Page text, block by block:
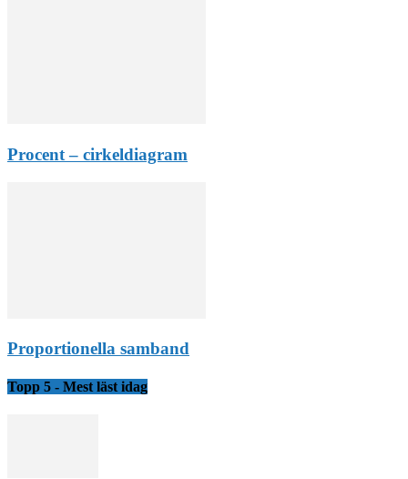
Procent – cirkeldiagram
Proportionella samband
Topp 5 - Mest läst idag